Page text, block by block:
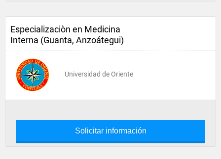
Especializaciòn en Medicina
Interna (Guanta, Anzoátegui)
Universidad de Oriente
Solicitar información